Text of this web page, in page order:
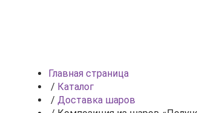
Главная страница
/ Каталог
/ Доставка шаров